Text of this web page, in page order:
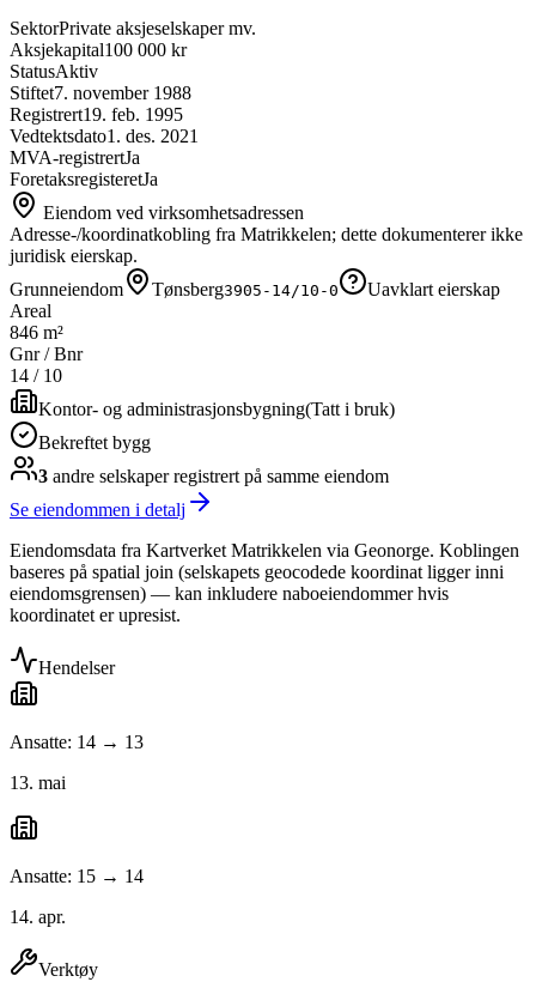
SektorPrivate aksjeselskaper mv.
Aksjekapital100 000 kr
StatusAktiv
Stiftet7. november 1988
Registrert19. feb. 1995
Vedtektsdato1. des. 2021
MVA-registrertJa
ForetaksregisteretJa
Eiendom ved virksomhetsadressen
Adresse-/koordinatkobling fra Matrikkelen; dette dokumenterer ikke
juridisk eierskap.
Grunneiendom
Tønsberg3905-14/10-0
Uavklart eierskap
Areal
846 m²
Gnr / Bnr
14 / 10
Kontor- og administrasjonsbygning(Tatt i bruk)
Bekreftet bygg
3 andre selskaperregistrert på samme eiendom
Se eiendommen i detalj
Eiendomsdata fra Kartverket Matrikkelen via Geonorge. Koblingen
baseres på spatial join (selskapets geocodede koordinat ligger inni
eiendomsgrensen) — kan inkludere naboeiendommer hvis
koordinatet er upresist.
Hendelser
Ansatte: 14 → 13
13. mai
Ansatte: 15 → 14
14. apr.
Verktøy